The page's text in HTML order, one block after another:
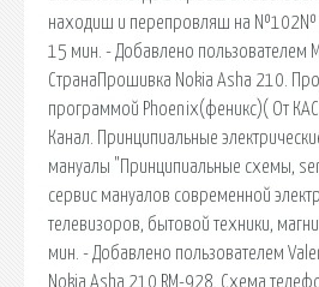
находиш и перепровляш на №102№
15 мин. - Добавлено пользователем
СтранаПрошивка Nokia Asha 210.
программой Phoenix(феникс)( От
Канал. Принципиальные
мануалы "Принципиальные схемы,
сервис мануалов современной
телевизоров, бытовой техники,
мин. - Добавлено пользователем
Nokia Asha 210 RM-928. Схема